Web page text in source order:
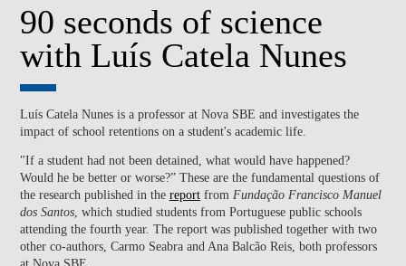
90 seconds of science
with Luís Catela Nunes
Luís Catela Nunes is a professor at Nova SBE and investigates the
impact of school retentions on a student's academic life.
"If a student had not been detained, what would have happened?
Would he be better or worse?” These are the fundamental questions of
the research published in the reportfrom Fundação Francisco Manuel
dos Santos, which studied students from Portuguese public schools
attending the fourth year. The report was published together with two
other co-authors, Carmo Seabra and Ana Balcão Reis, both professors